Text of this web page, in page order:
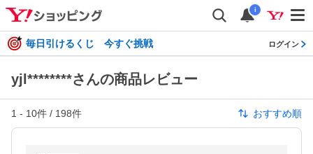
i
毎日引けるくじ 今すぐ挑戦 ログイン
yjl********さんの商品レビュー
1 - 10件 / 198件 おすすめ順